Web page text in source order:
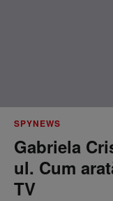
SPYNEWS
Gabriela
ul. Cum
TV